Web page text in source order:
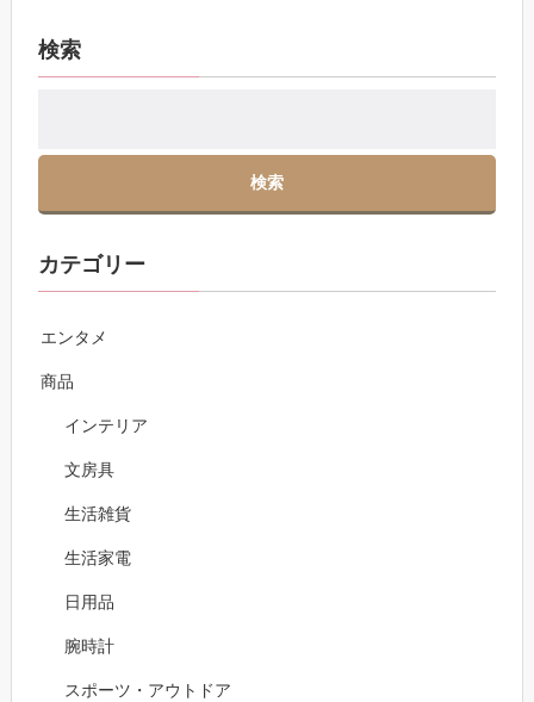
検索
カテゴリー
エンタメ
商品
インテリア
文房具
生活雑貨
生活家電
日用品
腕時計
スポーツ・アウトドア